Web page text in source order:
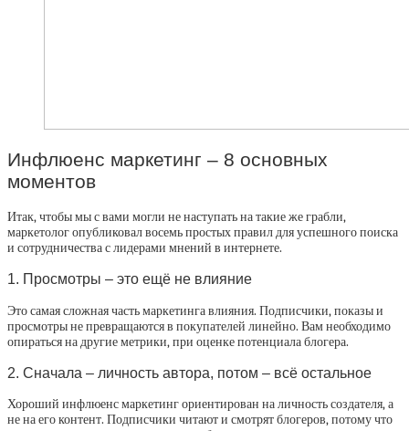
Инфлюенс маркетинг – 8 основных
моментов
Итак, чтобы мы с вами могли не наступать на такие же грабли,
маркетолог опубликовал восемь простых правил для успешного поиска
и сотрудничества с лидерами мнений в интернете.
1. Просмотры – это ещё не влияние
Это самая сложная часть маркетинга влияния. Подписчики, показы и
просмотры не превращаются в покупателей линейно. Вам необходимо
опираться на другие метрики, при оценке потенциала блогера.
2. Сначала – личность автора, потом – всё остальное
Хороший инфлюенс маркетинг ориентирован на личность создателя, а
не на его контент. Подписчики читают и смотрят блогеров, потому что